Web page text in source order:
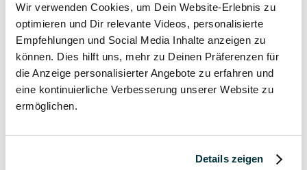
Wir verwenden Cookies, um Dein Website-Erlebnis zu
optimieren und Dir relevante Videos, personalisierte
Empfehlungen und Social Media Inhalte anzeigen zu
können. Dies hilft uns, mehr zu Deinen Präferenzen für
die Anzeige personalisierter Angebote zu erfahren und
eine kontinuierliche Verbesserung unserer Website zu
ermöglichen.
Details zeigen
besonders geachtet werden?
Hunde
15 August 2022
Vitamin B für den Hund: Für was ist es wichtig?